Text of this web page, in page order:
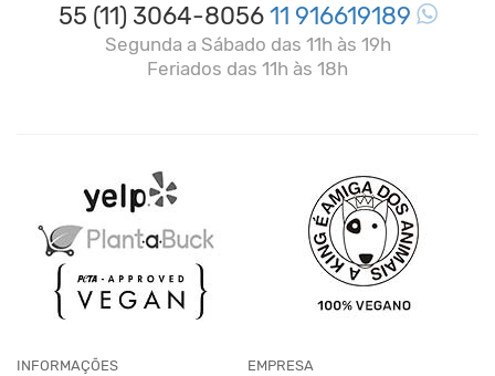
55 (11) 3064-805611 916619189
Segunda a Sábado das 11h às 19h
Feriados das 11h às 18h
INFORMAÇÕES EMPRESA